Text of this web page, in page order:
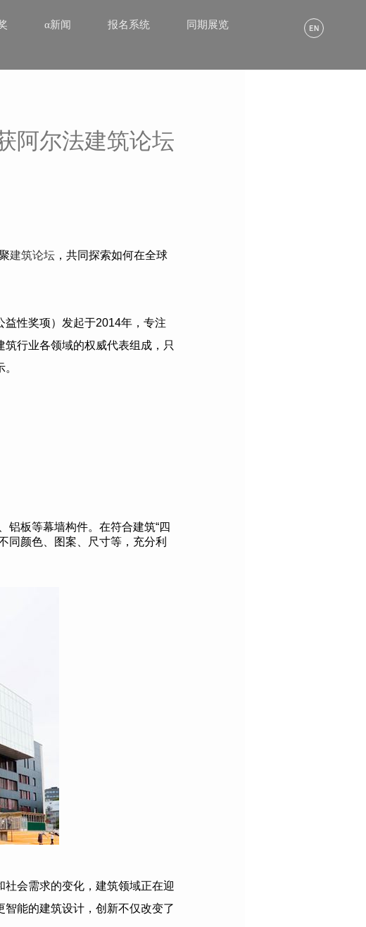
α新闻 报名系统 同期展览
阿尔法建筑论坛
建筑论坛 ，共同探索如何在全球
益性奖项）发起于2014年，专注
行业各领域的权威代表组成，只
铝板等幕墙构件。在符合建筑“四
同颜色、图案、尺寸等，充分利
会需求的变化，建筑领域正在迎
能的建筑设计，创新不仅改变了